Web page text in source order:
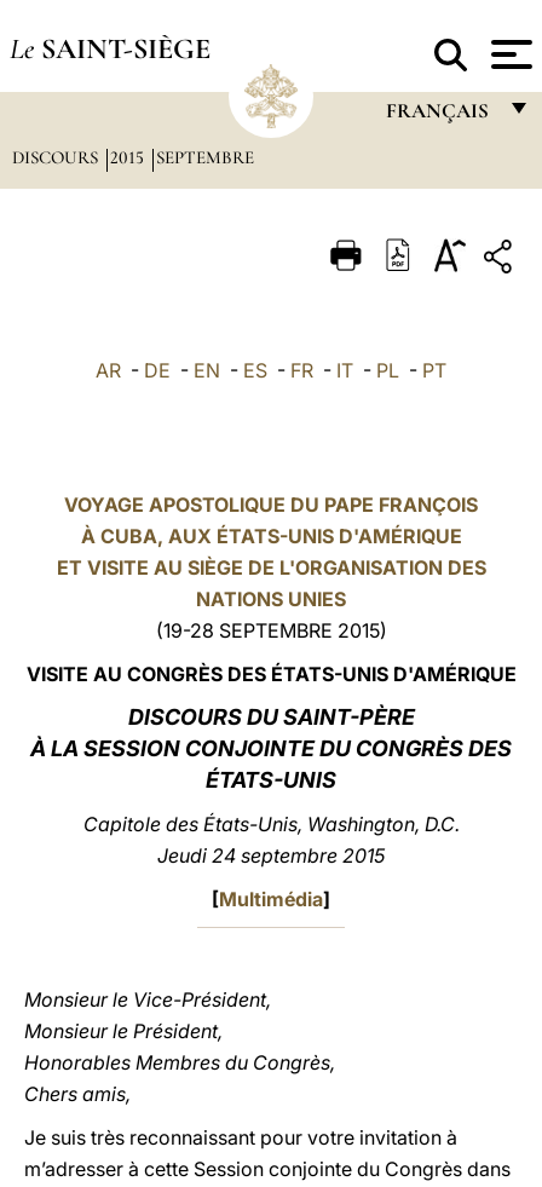
Le SAINT-SIÈGE
FRANÇAIS
ITALIANO
中文
LATINE
DISCOURS 2015 SEPTEMBRE
AR - DE - EN - ES - FR - IT - PL - PT
VOYAGE APOSTOLIQUE DU PAPE FRANÇOIS
À CUBA, AUX ÉTATS-UNIS D'AMÉRIQUE
ET VISITE AU SIÈGE DE L'ORGANISATION DES
NATIONS UNIES
(19-28 SEPTEMBRE 2015)
VISITE AU CONGRÈS DES ÉTATS-UNIS D'AMÉRIQUE
DISCOURS DU SAINT-PÈRE
À LA SESSION CONJOINTE DU CONGRÈS DES
ÉTATS-UNIS
Capitole des États-Unis, Washington, D.C.
Jeudi 24 septembre 2015
[Multimédia]
Monsieur le Vice-Président,
Monsieur le Président,
Honorables Membres du Congrès,
Chers amis,
Je suis très reconnaissant pour votre invitation à
m’adresser à cette Session conjointe du Congrès dans